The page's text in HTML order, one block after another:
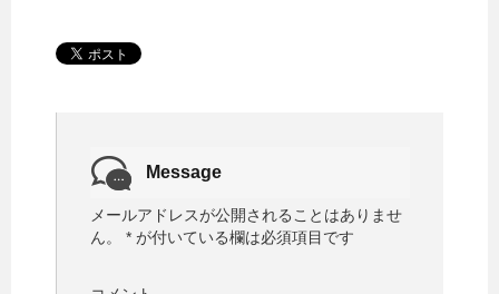
Message
メールアドレスが公開されることはありませ
ん。
* が付いている欄は必須項目です